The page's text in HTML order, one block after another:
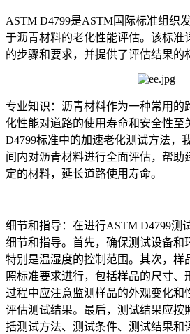
ASTM D4799是ASTM国际标准组织
于沥青材料的老化性能评估。该标准
的步骤和要求，并提供了评估结果的
专业知识：沥青材料作为一种常用的
化性能对道路的使用寿命和安全性至
D4799标准中的加速老化测试方法，
间内对沥青材料进行全面评估，帮助
定的材料，延长道路使用寿命。
细节和指导：在进行ASTM D4799测
细节和指导。首先，确保测试设备和
特别是温湿度的控制范围。其次，样
照标准要求进行，包括样品的尺寸、
过程中应注意监测样品的外观变化和
评估测试结果。最后，测试结果应按
括测试方法、测试条件、测试结果和